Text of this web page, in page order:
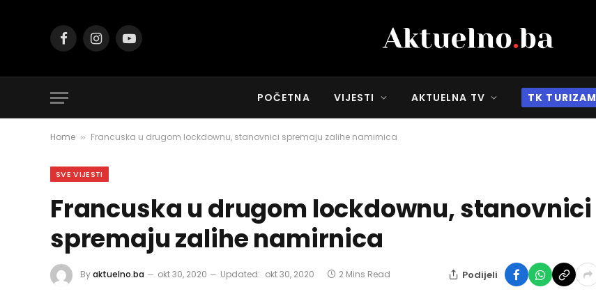
FacebookInstagramYouTube
POČETNA VIJESTI AKTUELNA TV TK TURIZAM
Home » Francuska u drugom lockdownu, stanovnici spremaju zalihe namirnica
SVE VIJESTI
Francuska u drugom lockdownu, stanovnici
spremaju zalihe namirnica
Byaktuelno.ba okt 30, 2020 Updated: okt 30, 2020 2 Mins Read Podijeli